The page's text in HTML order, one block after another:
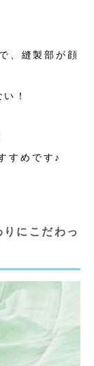
、縫製部が顔
！
すめです♪
にこだわっ